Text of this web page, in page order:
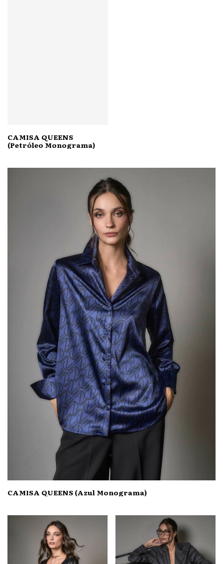
CAMISA QUEENS
(Petróleo Monograma)
CAMISA QUEENS (Azul Monograma)